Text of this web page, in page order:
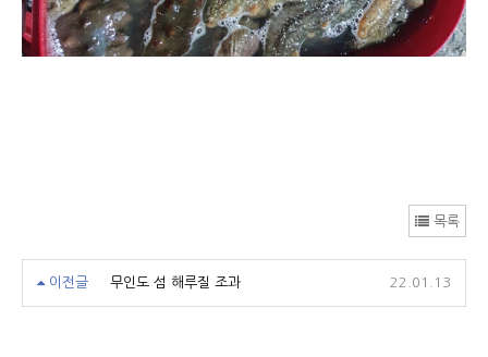
목록
이전글 무인도 섬 해루질 조과 22.01.13